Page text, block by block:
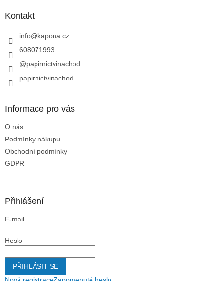
Kontakt
info@kapona.cz
608071993
@papirnictvinachod
papirnictvinachod
Informace pro vás
O nás
Podmínky nákupu
Obchodní podmínky
GDPR
Přihlášení
E-mail
Heslo
PŘIHLÁSIT SE